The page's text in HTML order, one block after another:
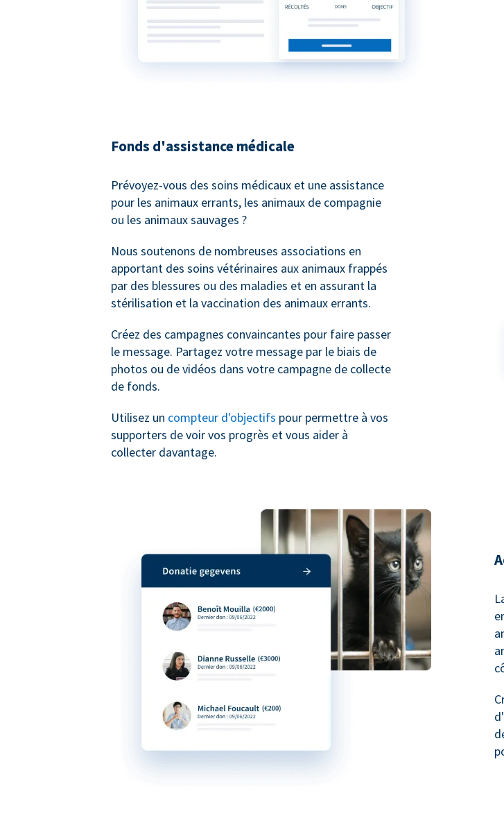
Fonds d'assistance médicale
Prévoyez-vous des soins médicaux et une assistance
pour les animaux errants, les animaux de compagnie
ou les animaux sauvages ?
Nous soutenons de nombreuses associations en
apportant des soins vétérinaires aux animaux frappés
par des blessures ou des maladies et en assurant la
stérilisation et la vaccination des animaux errants.
Créez des campagnes convaincantes pour faire passer
le message. Partagez votre message par le biais de
photos ou de vidéos dans votre campagne de collecte
de fonds.
Utilisez un compteur d'objectifs pour permettre à vos
supporters de voir vos progrès et vous aider à
collecter davantage.